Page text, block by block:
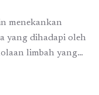
menekankan
yang dihadapi oleh
limbah yang
(PGN), tantangan ini